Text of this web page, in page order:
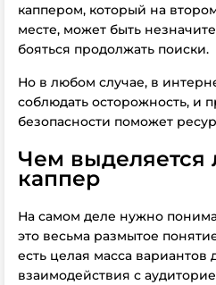
каппером, который на
месте, может быть
бояться продолжать поиски.
Но в любом случае, в
соблюдать осторожность, и
безопасности поможет
Чем выделяется
каппер
На самом деле нужно
это весьма размытое
есть целая масса вариантов
взаимодействия с